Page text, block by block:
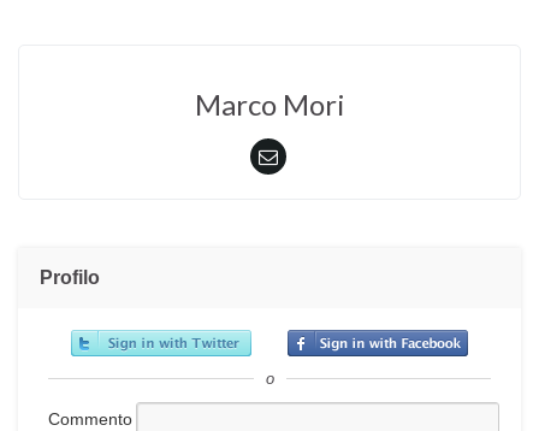
Marco Mori
Profilo
o
Commento